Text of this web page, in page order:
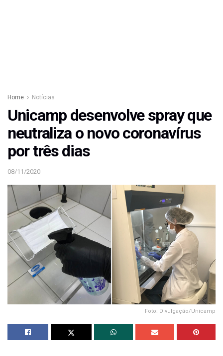
Home Notícias
Unicamp desenvolve spray que
neutraliza o novo coronavírus
por três dias
08/11/2020
Foto: Divulgação/Unicamp